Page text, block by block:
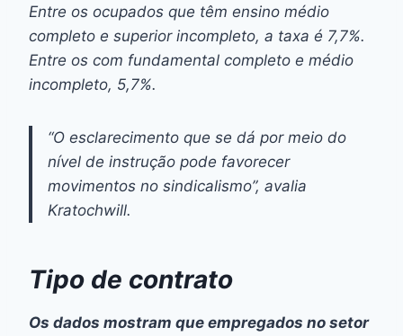
Entre os ocupados que têm ensino médio
completo e superior incompleto, a taxa é 7,7%.
Entre os com fundamental completo e médio
incompleto, 5,7%.
“O esclarecimento que se dá por meio do
nível de instrução pode favorecer
movimentos no sindicalismo”, avalia
Kratochwill.
Tipo de contrato
Os dados mostram que empregados no setor